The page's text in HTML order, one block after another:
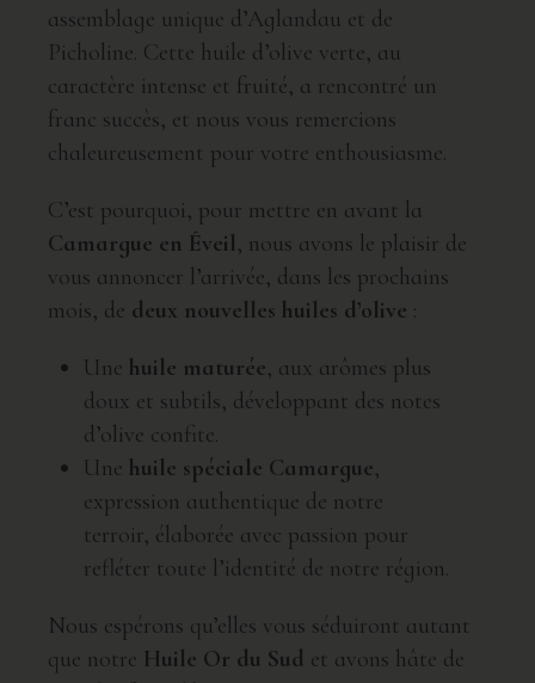
assemblage unique d’Aglandau et de
Picholine. Cette huile d’olive verte, au
caractère intense et fruité, a rencontré un
franc succès, et nous vous remercions
chaleureusement pour votre enthousiasme.
C’est pourquoi, pour mettre en avant la
Camargue en Éveil , nous avons le plaisir de
vous annoncer l’arrivée, dans les prochains
mois, de deux nouvelles huiles d’olive :
Une huile maturée, aux arômes plus
doux et subtils, développant des notes
d’olive confite.
Une huile spéciale Camargue,
expression authentique de notre
terroir, élaborée avec passion pour
refléter toute l’identité de notre région.
Nous espérons qu’elles vous séduiront autant
que notre Huile Or du Sud et avons hâte de